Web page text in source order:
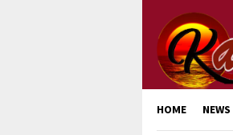
konten
HOME NEWS